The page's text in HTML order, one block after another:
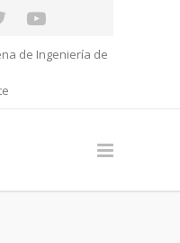
de Ingeniería de